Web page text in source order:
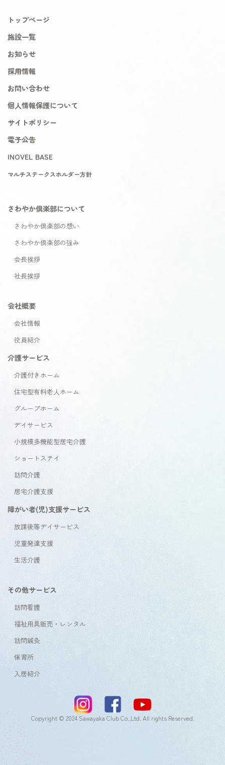
トップページ
施設一覧
お知らせ
採用情報
お問い合わせ
個人情報保護について
サイトポリシー
電子公告
INOVEL BASE
マルチステークスホルダー方針
さわやか倶楽部について
さわやか倶楽部の想い
さわやか倶楽部の強み
会長挨拶
社長挨拶
会社概要
会社情報
役員紹介
介護サービス
介護付きホーム
住宅型有料老人ホーム
グループホーム
デイサービス
小規模多機能型居宅介護
ショートステイ
訪問介護
居宅介護支援
障がい者(児)支援サービス
放課後等デイサービス
児童発達支援
生活介護
その他サービス
訪問看護
福祉用具販売・レンタル
訪問鍼灸
保育所
入居紹介
Copyright © 2024 Sawayaka Club Co.,Ltd. All rights Reserved.